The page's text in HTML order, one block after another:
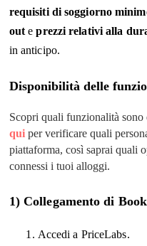
requisiti di soggiorno
out eprezzi relativi alla
in anticipo.
Disponibilità delle
Scopri quali funzionalità
quiper verificare quali
piattaforma, così saprai quali
connessi i tuoi alloggi.
1) Collegamento di
Accedi a PriceLabs.